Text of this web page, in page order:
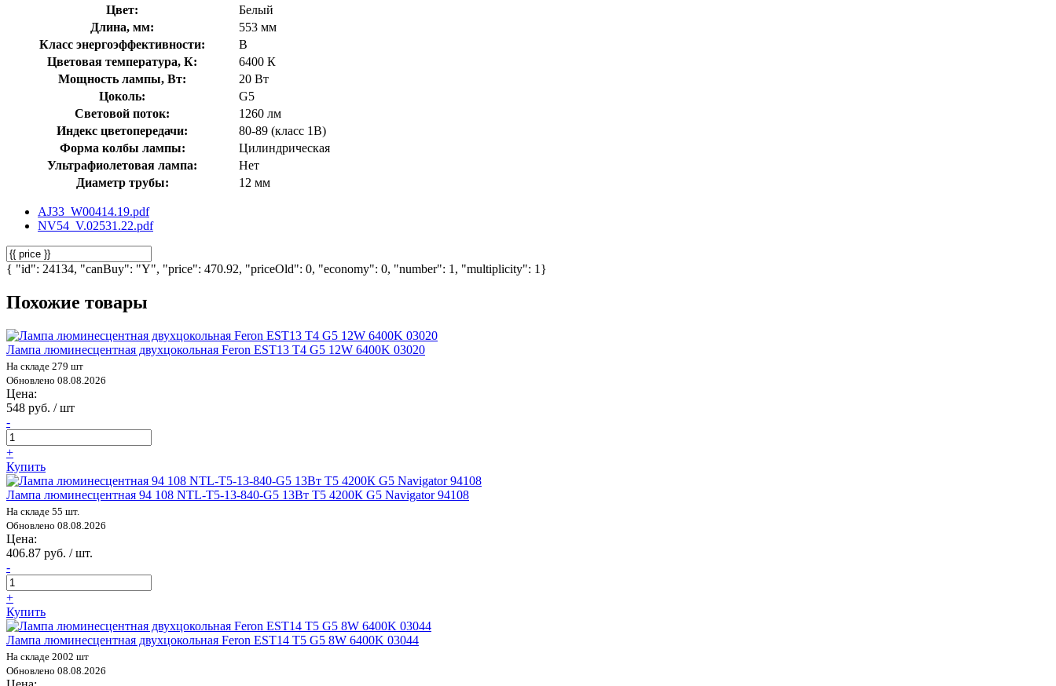
Цвет:
Белый
Длина, мм:
553 мм
Класс энергоэффективности:
B
Цветовая температура, К:
6400 К
Мощность лампы, Вт:
20 Вт
Цоколь:
G5
Световой поток:
1260 лм
Индекс цветопередачи:
80-89 (класс 1В)
Форма колбы лампы:
Цилиндрическая
Ультрафиолетовая лампа:
Нет
Диаметр трубы:
12 мм
AJ33_W00414.19.pdf
NV54_V.02531.22.pdf
{ "id": 24134, "canBuy": "Y", "price": 470.92, "priceOld": 0, "economy": 0, "number": 1, "multiplicity": 1}
Похожие товары
Лампа люминесцентная двухцокольная Feron EST13 T4 G5 12W 6400K 03020
На складе 279 шт
Обновлено 08.08.2026
Цена:
548 руб. / шт
-
+
Купить
Лампа люминесцентная 94 108 NTL-T5-13-840-G5 13Вт T5 4200К G5 Navigator 94108
На складе 55 шт.
Обновлено 08.08.2026
Цена:
406.87 руб. / шт.
-
+
Купить
Лампа люминесцентная двухцокольная Feron EST14 T5 G5 8W 6400K 03044
На складе 2002 шт
Обновлено 08.08.2026